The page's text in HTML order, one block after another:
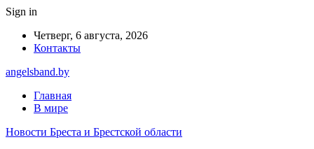
Sign in
Четверг, 6 августа, 2026
Контакты
angelsband.by
Главная
В мире
Новости Бреста и Брестской области